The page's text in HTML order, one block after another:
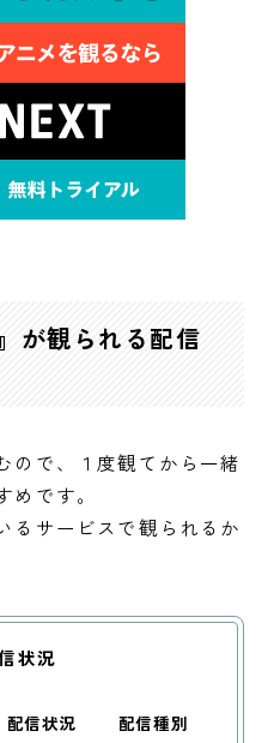
が観られる配信
ので、１度観てから一緒
です。
るサービスで観られるか
状況
配信状況 配信種別